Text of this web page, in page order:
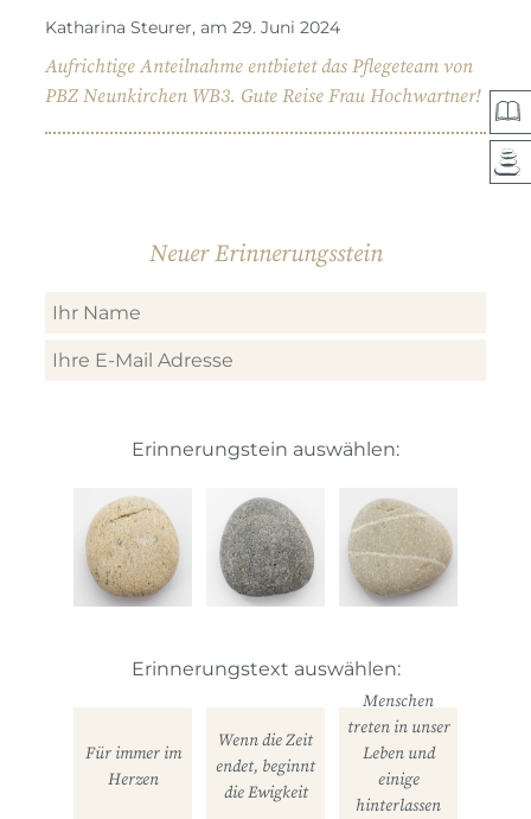
Katharina Steurer, am 29. Juni 2024
Aufrichtige Anteilnahme entbietet das Pflegeteam von
PBZ Neunkirchen WB3. Gute Reise Frau Hochwartner!
Neuer Erinnerungsstein
Erinnerungstein auswählen:
Erinnerungstext auswählen:
Für immer im
Herzen
Wenn die Zeit
endet, beginnt
die Ewigkeit
Menschen
treten in unser
Leben und
einige
hinterlassen